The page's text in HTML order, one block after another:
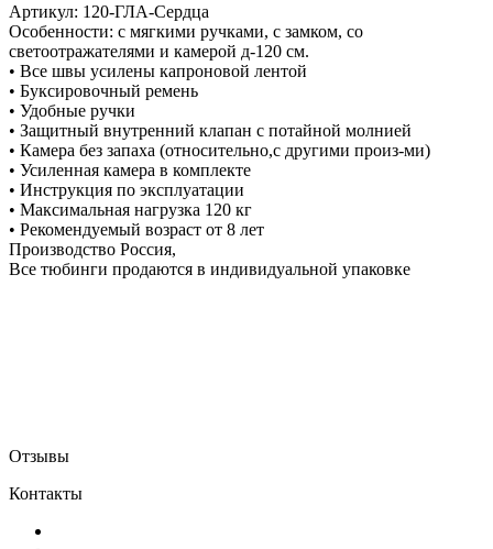
Артикул: 120-ГЛА-Сердца
Особенности: с мягкими ручками, с замком, со
светоотражателями и камерой д-120 см.
• Все швы усилены капроновой лентой
• Буксировочный ремень
• Удобные ручки
• Защитный внутренний клапан с потайной молнией
• Камера без запаха (относительно,с другими произ-ми)
• Усиленная камера в комплекте
• Инструкция по эксплуатации
• Максимальная нагрузка 120 кг
• Рекомендуемый возраст от 8 лет
Производство Россия,
Все тюбинги продаются в индивидуальной упаковке
Отзывы
Контакты